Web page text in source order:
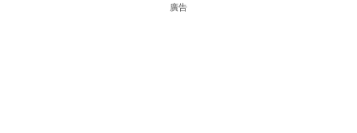
廣告